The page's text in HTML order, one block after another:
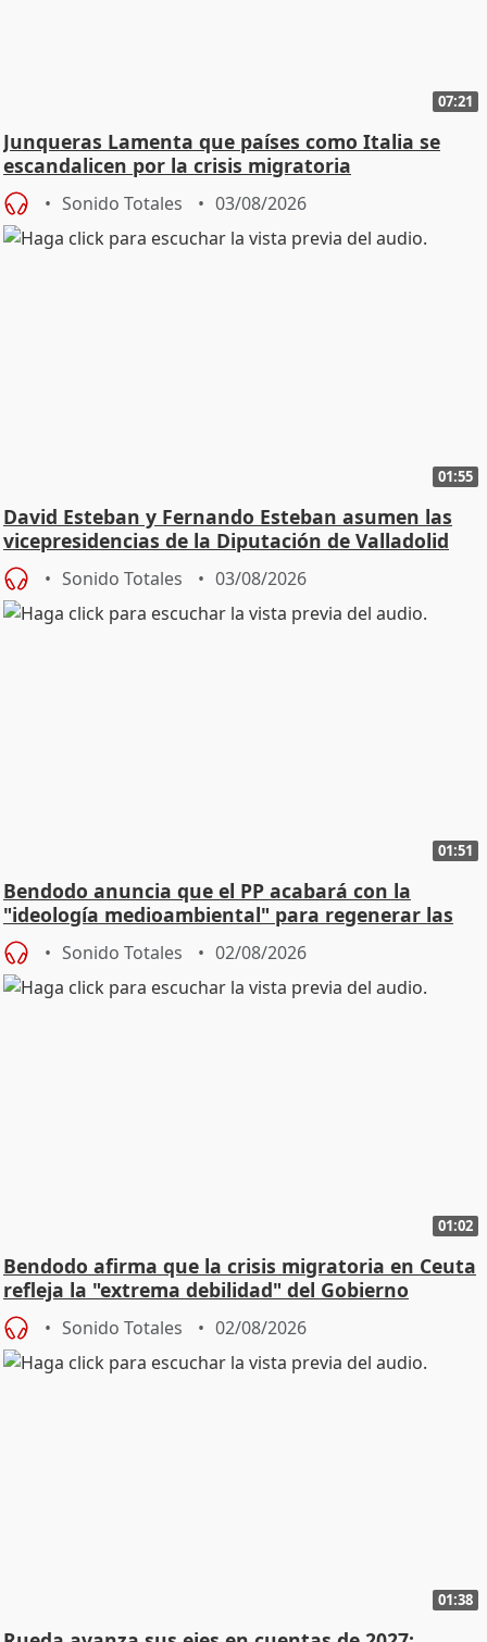
07:21
Junqueras Lamenta que países como Italia se
escandalicen por la crisis migratoria
Sonido Totales 03/08/2026
01:55
David Esteban y Fernando Esteban asumen las
vicepresidencias de la Diputación de Valladolid
Sonido Totales 03/08/2026
01:51
Bendodo anuncia que el PP acabará con la
"ideología medioambiental" para regenerar las
playas
Sonido Totales 02/08/2026
01:02
Bendodo afirma que la crisis migratoria en Ceuta
refleja la "extrema debilidad" del Gobierno
Sonido Totales 02/08/2026
01:38